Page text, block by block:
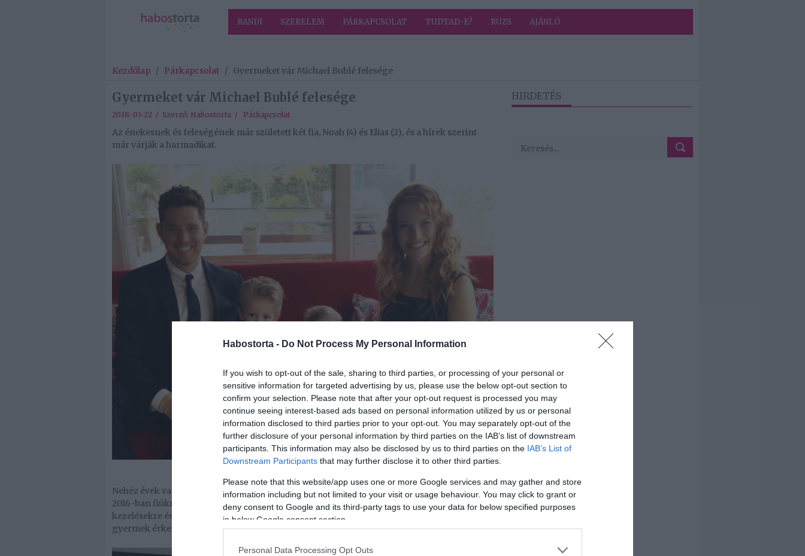
Habostorta - Do Not Process My Personal Information
If you wish to opt-out of the sale, sharing to third parties, or processing of your personal or
sensitive information for targeted advertising by us, please use the below opt-out section to
confirm your selection. Please note that after your opt-out request is processed you may
continue seeing interest-based ads based on personal information utilized by us or personal
information disclosed to third parties prior to your opt-out. You may separately opt-out of the
further disclosure of your personal information by third parties on the IAB’s list of downstream
participants. This information may also be disclosed by us to third parties on the IAB’s List of
Downstream Participants that may further disclose it to other third parties.
Please note that this website/app uses one or more Google services and may gather and store
information including but not limited to your visit or usage behaviour. You may click to grant or
deny consent to Google and its third-party tags to use your data for below specified purposes
in below Google consent section.
Personal Data Processing Opt Outs
RANDI SZERELEM PÁRKAPCSOLAT TUDTAD-E? RÚZS AJÁNLÓ
Kezdőlap / Párkapcsolat / Gyermeket vár Michael Bublé felesége
Gyermeket vár Michael Bublé felesége
2018-03-22 / Szerző: Habostorta / Párkapcsolat
Az énekesnek és feleségének már született két fia, Noah (4) és Elias (2), és a hírek szerint
már várják a harmadikat.
Nehéz évek vannak Michael Bublé (42) és felesége Luisana Lopilato (30) mögött, miután
2016-ban fiúknál Noahnál rákot diagnosztizáltak. Szerencsére a kisfiú jól reagált a
kezelésekre és sikeresen felépült. A család pedig most amiatt is örülhet, hogy egy harmadik
gyermek érkezik hozzájuk a spanyol Teleshow magazin jelentése szerint.
HIRDETÉS